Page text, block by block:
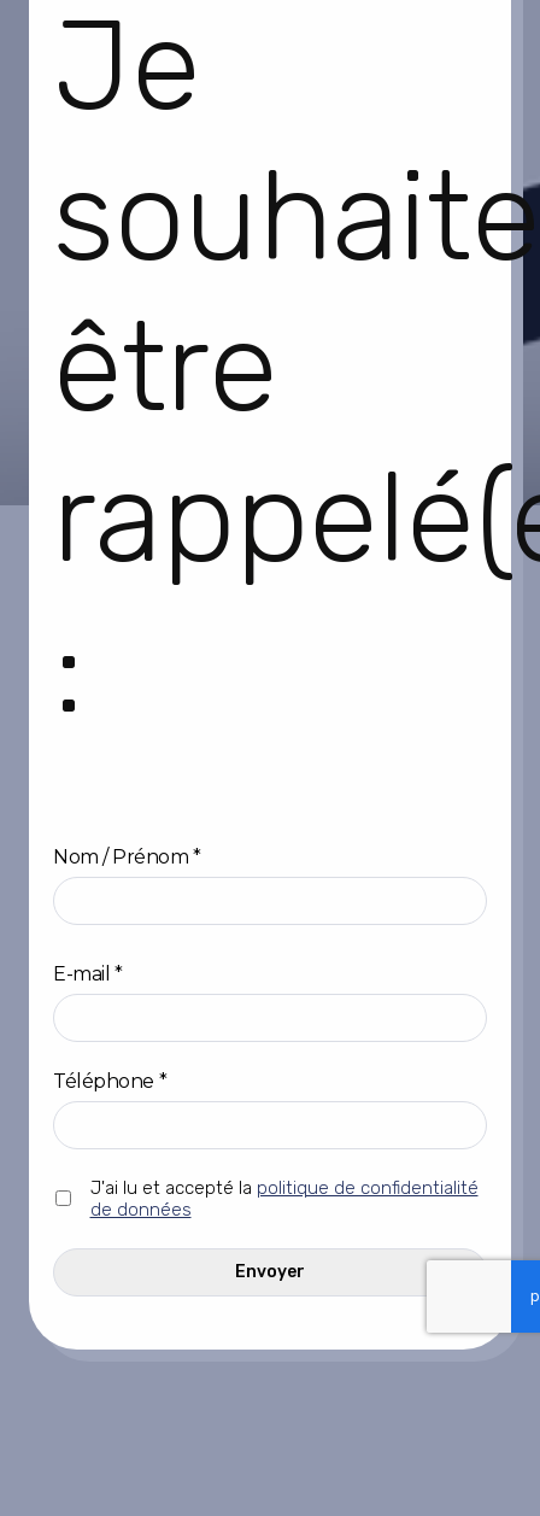
Je
souhaite
être
:
Nom / Prénom *
E-mail *
Téléphone *
Sans
titre
J'ai lu et accepté la politique de confidentialité
de données
CAPTCHA